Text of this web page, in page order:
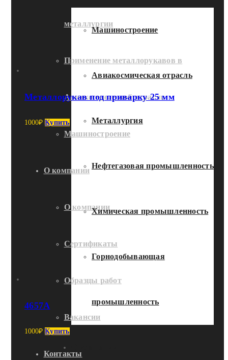
металлургии
Применение металлорукавов в
Авиакосмической отрасли
Машиностроение
О компании
О компании
Сертификаты
Образцы работ
Вакансии
Контакты
Машиностроение
Авиакосмическая отрасль
Металлургия
Нефтегазовая промышленность
Химическая промышленность
Горнодобывающая
промышленность
Металлорукав под приварку 25 мм
1000₽ Купить
4657А
1000₽ Купить